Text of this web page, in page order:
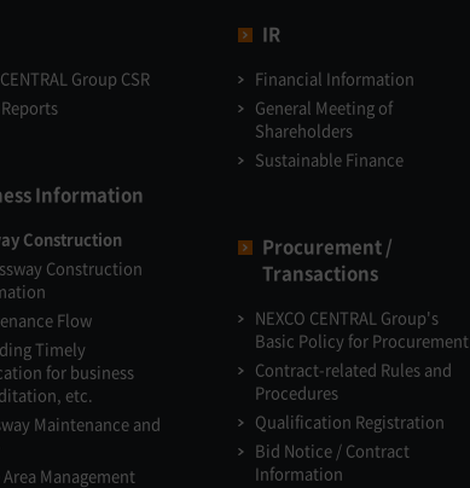
Group CSR
Information
Construction
Construction
Flow
Timely
for business
etc.
Maintenance and
Management
IR
Financial Information
General Meeting of
Shareholders
Sustainable Finance
Procurement /
Transactions
NEXCO CENTRAL Group's
Basic Policy for Procurement
Contract-related Rules and
Procedures
Qualification Registration
Bid Notice / Contract
Information